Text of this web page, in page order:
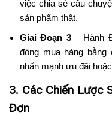
việc chia sẻ câu
sản phẩm thật.
Giai Đoạn 3– Hành
động mua hàng
nhấn mạnh ưu đãi
3. Các Chiến Lược
Đơn